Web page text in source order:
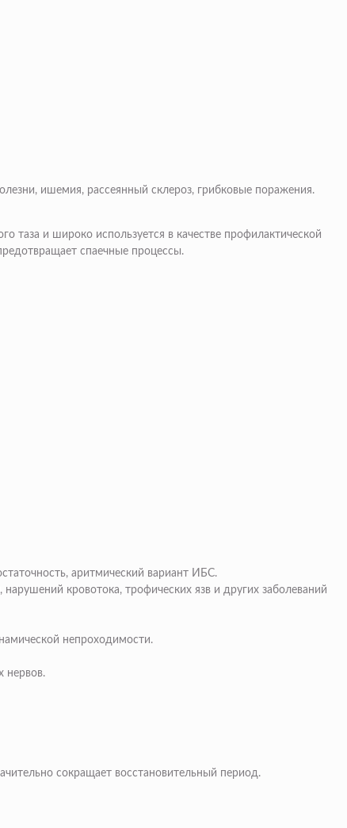
ишемия, рассеянный склероз, грибковые поражения.
таза и широко используется в качестве профилактической
спаечные процессы.
аритмический вариант ИБС.
кровотока, трофических язв и других заболеваний
непроходимости.
нервов.
сокращает восстановительный период.